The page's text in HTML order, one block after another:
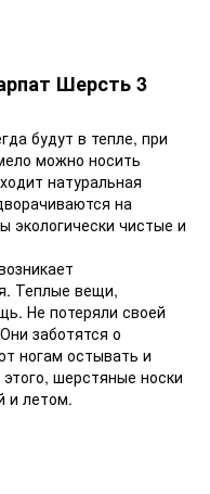
Шерсть 3
будут в тепле, при
можно носить
натуральная
на
экологически чистые и
Теплые вещи,
Не потеряли своей
заботятся о
ногам остывать и
шерстяные носки
и летом.